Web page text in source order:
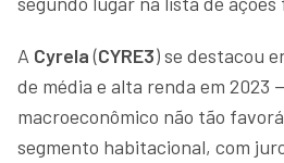
A Cyrela(CYRE3) se destacou
de média e alta renda em 2023
macroeconômico não tão
segmento habitacional, com